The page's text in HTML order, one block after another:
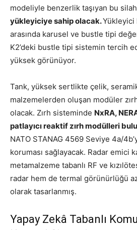
modeliyle benzerlik taşıyan bu
yükleyiciye sahip olacak.Yükleyici
arasında karusel ve bustle tipi
K2’deki bustle tipi sistemin tercih
yüksek görünüyor.
Tank, yüksek sertlikte çelik,
malzemelerden oluşan modüler
olacak. Zırh sisteminde NxRA,
patlayıcı reaktif zırh modülleri
NATO STANAG 4569 Seviye 4a/
koruması sağlayacak. Radar emici
metamalzeme tabanlı RF ve
radar hem de termal görünürlüğü
olarak tasarlanmış.
Yapay Zekâ Tabanlı